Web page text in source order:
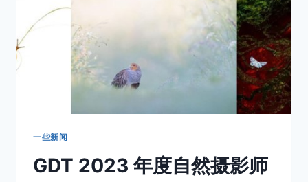
欣
赏
一些新闻
GDT 2023 年度自然摄影师